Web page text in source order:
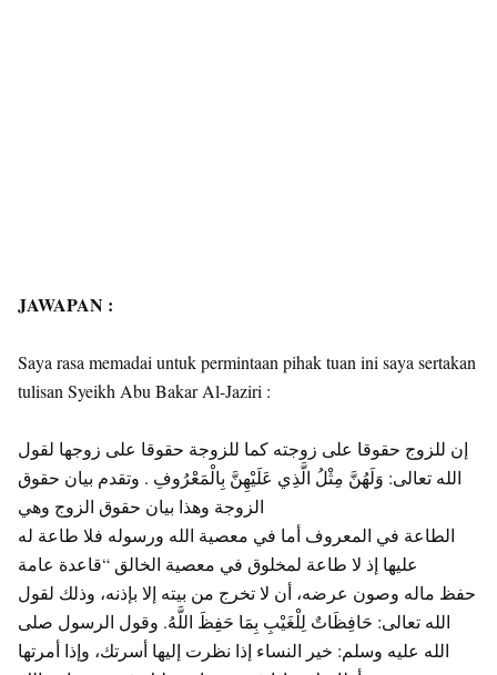
JAWAPAN :
Saya rasa memadai untuk permintaan pihak tuan ini saya sertakan
tulisan Syeikh Abu Bakar Al-Jaziri :
إن للزوج حقوقا على زوجته كما للزوجة حقوقا على زوجها لقول
الله تعالى: وَلَهُنَّ مِثْلُ الَّذِي عَلَيْهِنَّ بِالْمَعْرُوفِ . وتقدم بيان حقوق
الزوجة وهذا بيان حقوق الزوج وهي
الطاعة في المعروف أما في معصية الله ورسوله فلا طاعة له
عليها إذ لا طاعة لمخلوق في معصية الخالق “قاعدة عامة
حفظ ماله وصون عرضه، أن لا تخرج من بيته إلا بإذنه، وذلك لقول
الله تعالى: حَافِظَاتٌ لِلْغَيْبِ بِمَا حَفِظَ اللَّهُ. وقول الرسول صلى
الله عليه وسلم: خير النساء إذا نظرت إليها أسرتك، وإذا أمرتها